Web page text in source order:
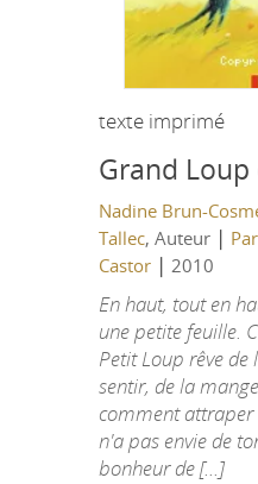
texte imprimé
Grand
Nadine Brun-
Tallec, Auteur |
Castor| 2010
En haut, tout en
une petite feuille.
Petit Loup rêve de
sentir, de la
comment
n'a pas envie de
bonheur de [...]